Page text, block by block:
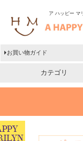
ア ハッピー マ
お買い物ガイド
カテゴリ